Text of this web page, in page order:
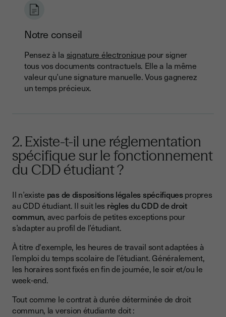
Notre conseil
Pensez à la signature électronique pour signer
tous vos documents contractuels. Elle a la même
valeur qu’une signature manuelle. Vous gagnerez
un temps précieux.
2. Existe-t-il une réglementation
spécifique sur le fonctionnement
du CDD étudiant ?
Il n’existe pas de dispositions légales spécifiquespropres
au CDD étudiant. Il suit les règles du CDD de droit
commun, avec parfois de petites exceptions pour
s’adapter au profil de l’étudiant.
À titre d'exemple, les heures de travail sont adaptées à
l’emploi du temps scolaire de l’étudiant. Généralement,
les horaires sont fixés en fin de journée, le soir et/ou le
week-end.
Tout comme le contrat à durée déterminée de droit
commun, la version étudiante doit :